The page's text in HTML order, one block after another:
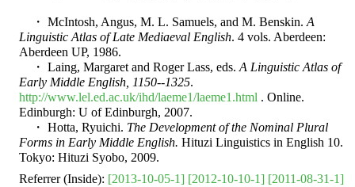
・ McIntosh, Angus, M. L. Samuels, and M. Benskin. A
Linguistic Atlas of Late Mediaeval English. 4 vols. Aberdeen:
Aberdeen UP, 1986.
・ Laing, Margaret and Roger Lass, eds. A Linguistic Atlas of
Early Middle English, 1150--1325.
http://www.lel.ed.ac.uk/ihd/laeme1/laeme1.html . Online.
Edinburgh: U of Edinburgh, 2007.
・ Hotta, Ryuichi. The Development of the Nominal Plural
Forms in Early Middle English. Hituzi Linguistics in English 10.
Tokyo: Hituzi Syobo, 2009.
Referrer (Inside): [2013-10-05-1] [2012-10-10-1] [2011-08-31-1]